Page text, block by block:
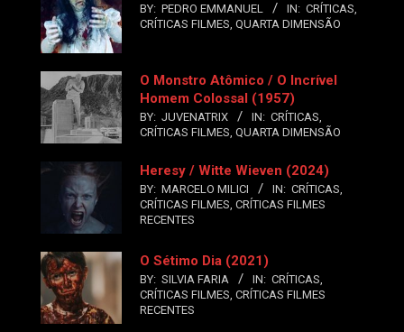
BY: PEDRO EMMANUEL IN: CRÍTICAS
CRÍTICAS FILMES QUARTA DIMENSÃO
O Monstro Atômico / O Incrível
Homem Colossal (1957)
BY: JUVENATRIX IN: CRÍTICAS
CRÍTICAS FILMES QUARTA DIMENSÃO
Heresy / Witte Wieven (2024)
BY: MARCELO MILICI IN: CRÍTICAS
CRÍTICAS FILMES CRÍTICAS FILMES
RECENTES
O Sétimo Dia (2021)
BY: SILVIA FARIA IN: CRÍTICAS
CRÍTICAS FILMES CRÍTICAS FILMES
RECENTES